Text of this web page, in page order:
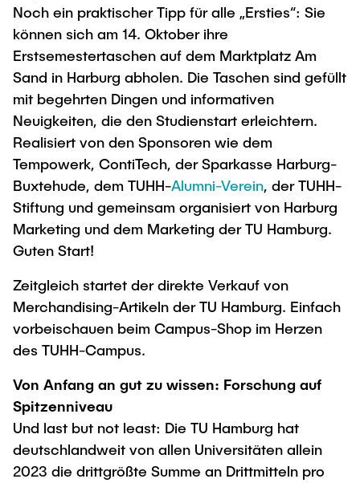
Noch ein praktischer Tipp für alle „Ersties“: Sie
können sich am 14. Oktober ihre
Erstsemestertaschen auf dem Marktplatz Am
Sand in Harburg abholen. Die Taschen sind gefüllt
mit begehrten Dingen und informativen
Neuigkeiten, die den Studienstart erleichtern.
Realisiert von den Sponsoren wie dem
Tempowerk, ContiTech, der Sparkasse Harburg-
Buxtehude, dem TUHH-Alumni-Verein, der TUHH-
Stiftung und gemeinsam organisiert von Harburg
Marketing und dem Marketing der TU Hamburg.
Guten Start!
Zeitgleich startet der direkte Verkauf von
Merchandising-Artikeln der TU Hamburg. Einfach
vorbeischauen beim Campus-Shop im Herzen
des TUHH-Campus.
Von Anfang an gut zu wissen: Forschung auf
Spitzenniveau
Und last but not least: Die TU Hamburg hat
deutschlandweit von allen Universitäten allein
2023 die drittgrößte Summe an Drittmitteln pro